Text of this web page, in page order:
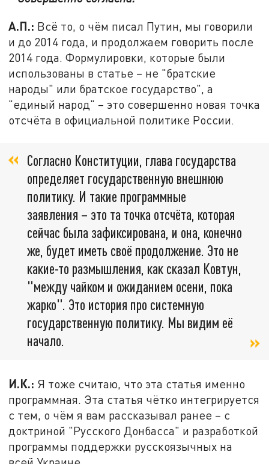
А.П.: Всё то, о чём писал Путин, мы говорили
и до 2014 года, и продолжаем говорить после
2014 года. Формулировки, которые были
использованы в статье – не "братские
народы" или братское государство", а
"единый народ" – это совершенно новая точка
отсчёта в официальной политике России.
Согласно Конституции, глава государства
определяет государственную внешнюю
политику. И такие программные
заявления – это та точка отсчёта, которая
сейчас была зафиксирована, и она, конечно
же, будет иметь своё продолжение. Это не
какие-то размышления, как сказал Ковтун,
"между чайком и ожиданием осени, пока
жарко". Это история про системную
государственную политику. Мы видим её
начало.
И.К.: Я тоже считаю, что эта статья именно
программная. Эта статья чётко интегрируется
с тем, о чём я вам рассказывал ранее – с
доктриной "Русского Донбасса" и разработкой
программы поддержки русскоязычных на